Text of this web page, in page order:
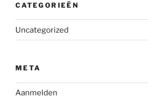
CATEGORIEËN
Uncategorized
META
Aanmelden